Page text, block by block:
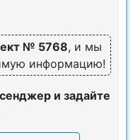
№ 5768, и мы
информацию!
и задайте